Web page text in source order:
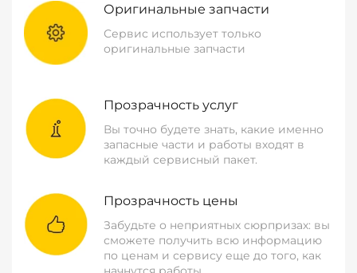
Оригинальные запчасти
Сервис использует только
оригинальные запчасти
Прозрачность услуг
Вы точно будете знать, какие именно
запасные части и работы входят в
каждый сервисный пакет.
Прозрачность цены
Забудьте о неприятных сюрпризах: вы
сможете получить всю информацию
по ценам и сервису еще до того, как